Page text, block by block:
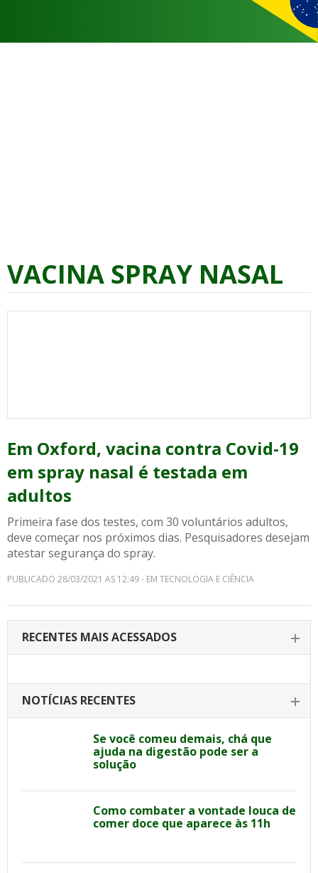
VACINA SPRAY NASAL
Em Oxford, vacina contra Covid-19
em spray nasal é testada em
adultos
Primeira fase dos testes, com 30 voluntários adultos,
deve começar nos próximos dias. Pesquisadores desejam
atestar segurança do spray.
PUBLICADO 28/03/2021 AS 12:49 - EM TECNOLOGIA E CIÊNCIA
RECENTES MAIS ACESSADOS
NOTÍCIAS RECENTES
Se você comeu demais, chá que
ajuda na digestão pode ser a
solução
Como combater a vontade louca de
comer doce que aparece às 11h